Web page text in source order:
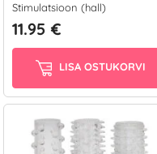
Stimulatsioon (hall)
11.95 €
LISA OSTUKORVI